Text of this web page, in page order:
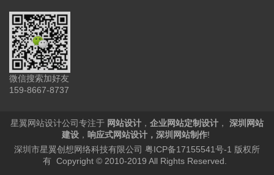
微信搜索加好友
159-8667-8737
星翼网站设计公司专注于 网站设计 ， 企业网站定制设计 ，
深圳网站
建设 ， 响应式网站设计 ， 深圳网站制作!
深圳市星翼创想网络科技有限公司 粤ICP备17155541号-1 版权所
有 Copyright © 2010-2019 All Rights Reserved.